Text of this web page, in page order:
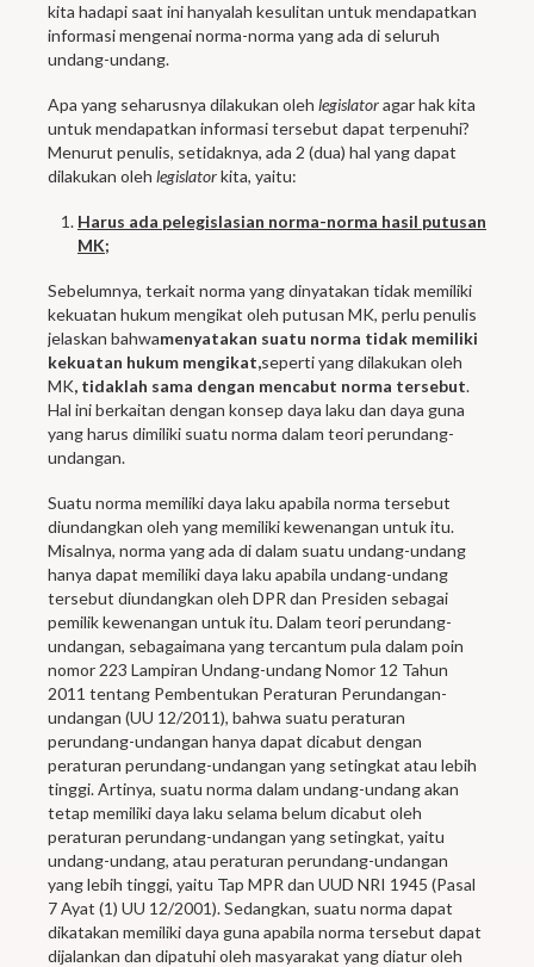
kita hadapi saat ini hanyalah kesulitan untuk mendapatkan
informasi mengenai norma-norma yang ada di seluruh
undang-undang.
Apa yang seharusnya dilakukan oleh legislatoragar hak kita
untuk mendapatkan informasi tersebut dapat terpenuhi?
Menurut penulis, setidaknya, ada 2 (dua) hal yang dapat
dilakukan oleh legislatorkita, yaitu:
Harus ada pelegislasian norma-norma hasil putusan
MK;
Sebelumnya, terkait norma yang dinyatakan tidak memiliki
kekuatan hukum mengikat oleh putusan MK, perlu penulis
jelaskan bahwamenyatakan suatu norma tidak memiliki
kekuatan hukum mengikat,seperti yang dilakukan oleh
MK, tidaklah sama dengan mencabut norma tersebut.
Hal ini berkaitan dengan konsep daya laku dan daya guna
yang harus dimiliki suatu norma dalam teori perundang-
undangan.
Suatu norma memiliki daya laku apabila norma tersebut
diundangkan oleh yang memiliki kewenangan untuk itu.
Misalnya, norma yang ada di dalam suatu undang-undang
hanya dapat memiliki daya laku apabila undang-undang
tersebut diundangkan oleh DPR dan Presiden sebagai
pemilik kewenangan untuk itu. Dalam teori perundang-
undangan, sebagaimana yang tercantum pula dalam poin
nomor 223 Lampiran Undang-undang Nomor 12 Tahun
2011 tentang Pembentukan Peraturan Perundangan-
undangan (UU 12/2011), bahwa suatu peraturan
perundang-undangan hanya dapat dicabut dengan
peraturan perundang-undangan yang setingkat atau lebih
tinggi. Artinya, suatu norma dalam undang-undang akan
tetap memiliki daya laku selama belum dicabut oleh
peraturan perundang-undangan yang setingkat, yaitu
undang-undang, atau peraturan perundang-undangan
yang lebih tinggi, yaitu Tap MPR dan UUD NRI 1945 (Pasal
7 Ayat (1) UU 12/2001). Sedangkan, suatu norma dapat
dikatakan memiliki daya guna apabila norma tersebut dapat
dijalankan dan dipatuhi oleh masyarakat yang diatur oleh